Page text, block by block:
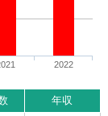
2022
年収